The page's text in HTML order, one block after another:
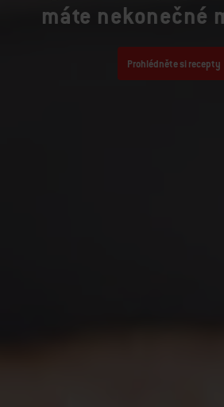
máte nekonečné
Prohlédněte si recepty